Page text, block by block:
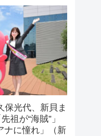
保光代、新貝ま
祖が“海賊”」
ナに憧れ」（新